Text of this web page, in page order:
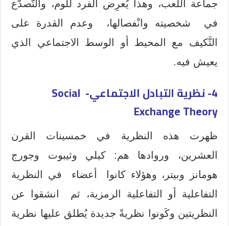
جماعة اللعب، وهذا يُعرِض الفرد للَّوم، والتُّصدَّع
في شخصيته وانْفصالها، وعدم القدرة على
التَّكيف مع المحيط أو الوسط الاجتماعي الذي
يعيش فيه.
4- نظرية التبادل الاجتماعي- Social
Exchange Theory
ظهرت هذه النظرية في خمسينات القرن
العشرين، وروادها هم: كيلي وثيبوت وجورج
هومانز وبيتر، وهؤلاء كانوا أعضاء في النظرية
التفاعلية أو التفاعلية الرمزية، ثم انشقوا عن
النظريتين وكَونوا نظريةً جديدة يُطلق عليها نظرية